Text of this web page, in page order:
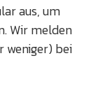
aus, um
Wir melden
weniger) bei